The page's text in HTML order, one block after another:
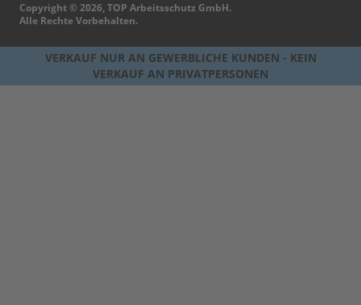
Copyright © 2026, TOP Arbeitsschutz GmbH.
Alle Rechte Vorbehalten.
VERKAUF NUR AN GEWERBLICHE KUNDEN - KEIN
VERKAUF AN PRIVATPERSONEN